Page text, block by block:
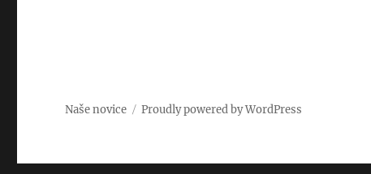
Naše novice Proudly powered by WordPress